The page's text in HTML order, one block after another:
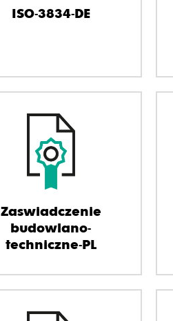
ISO-3834-DE
Zaswiadczenie
budowlano-
techniczne-PL